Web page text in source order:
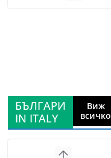
БЪЛГАРИ
IN ITALY
Виж
всичко